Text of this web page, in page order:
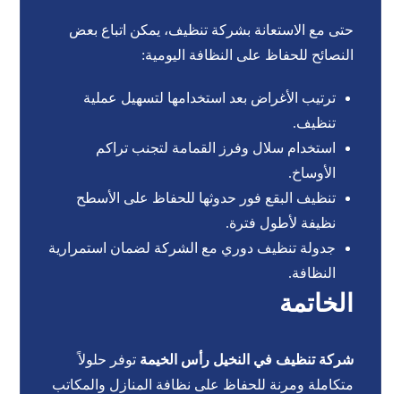
حتى مع الاستعانة بشركة تنظيف، يمكن اتباع بعض
النصائح للحفاظ على النظافة اليومية:
ترتيب الأغراض بعد استخدامها لتسهيل عملية
تنظيف.
استخدام سلال وفرز القمامة لتجنب تراكم
الأوساخ.
تنظيف البقع فور حدوثها للحفاظ على الأسطح
نظيفة لأطول فترة.
جدولة تنظيف دوري مع الشركة لضمان استمرارية
النظافة.
الخاتمة
شركة تنظيف في النخيل رأس الخيمة توفر حلولاً
متكاملة ومرنة للحفاظ على نظافة المنازل والمكاتب